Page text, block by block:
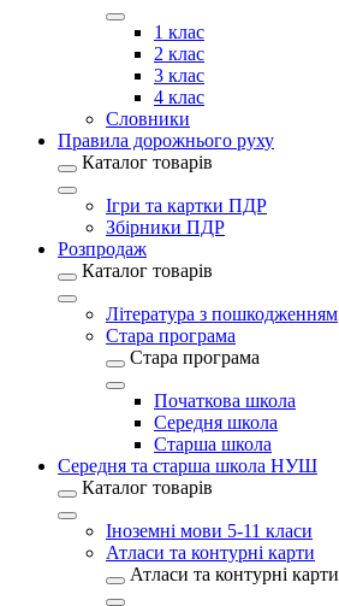
1 клас
2 клас
3 клас
4 клас
Словники
Правила дорожнього руху
Каталог товарів
Ігри та картки ПДР
Збірники ПДР
Розпродаж
Каталог товарів
Література з пошкодженням
Стара програма
Стара програма
Початкова школа
Середня школа
Старша школа
Середня та старша школа НУШ
Каталог товарів
Іноземні мови 5-11 класи
Атласи та контурні карти
Атласи та контурні карти